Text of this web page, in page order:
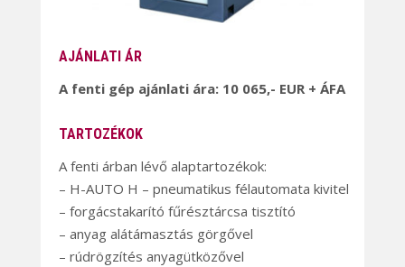
AJÁNLATI ÁR
A fenti gép ajánlati ára: 10 065,- EUR + ÁFA
TARTOZÉKOK
A fenti árban lévő alaptartozékok:
– H-AUTO H – pneumatikus félautomata kivitel
– forgácstakarító fűrésztárcsa tisztító
– anyag alátámasztás görgővel
– rúdrögzítés anyagütközővel